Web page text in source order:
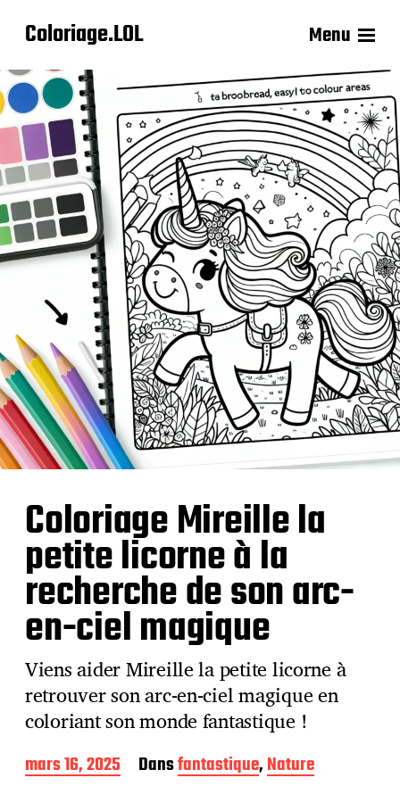
Coloriage.LOL Menu
Coloriage Mireille la
petite licorne à la
recherche de son arc-
en-ciel magique
Viens aider Mireille la petite licorne à
retrouver son arc-en-ciel magique en
coloriant son monde fantastique !
D
a
mars 16, 2025 Dansfantastique,Nature